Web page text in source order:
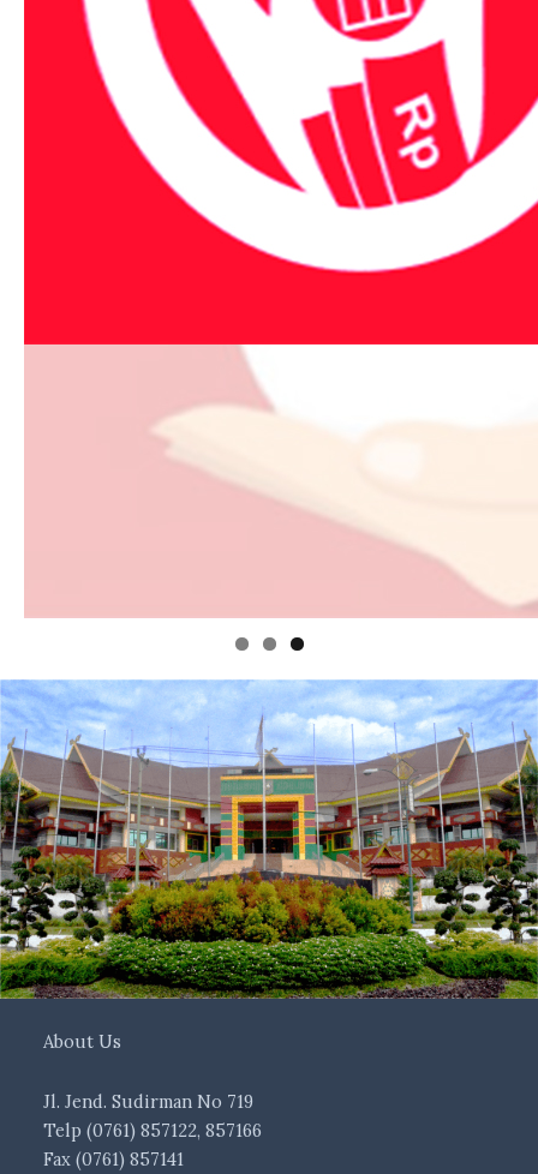
About Us
Jl. Jend. Sudirman No 719
Telp (0761) 857122, 857166
Fax (0761) 857141